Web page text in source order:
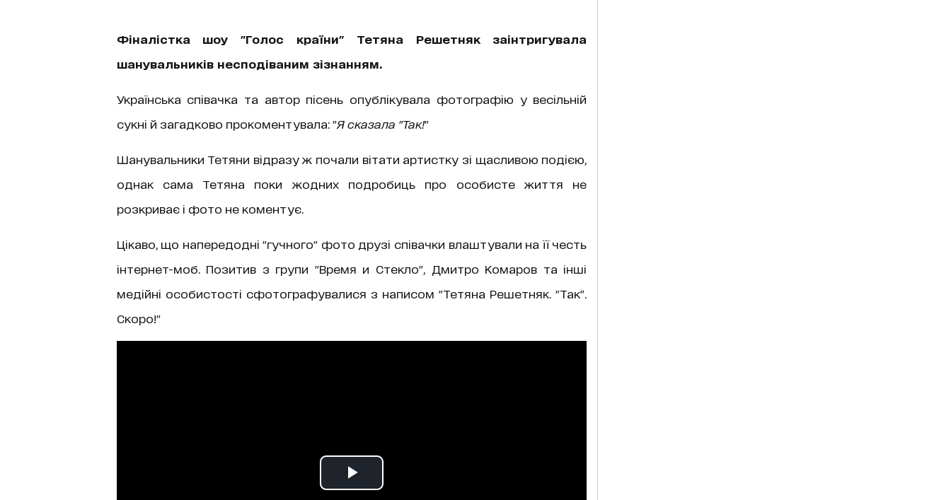
Фіналістка шоу "Голос країни" Тетяна Решетняк заінтригувала
шанувальників несподіваним зізнанням.
Українська співачка та автор пісень опублікувала фотографію у весільній
сукні й загадково прокоментувала: "Я сказала "Так!"
Шанувальники Тетяни відразу ж почали вітати артистку зі щасливою подією,
однак сама Тетяна поки жодних подробиць про особисте життя не
розкриває і фото не коментує.
Цікаво, що напередодні "гучного" фото друзі співачки влаштували на її честь
інтернет-моб. Позитив з групи "Время и Стекло", Дмитро Комаров та інші
медійні особистості сфотографувалися з написом "Тетяна Решетняк. "Так".
Скоро!"